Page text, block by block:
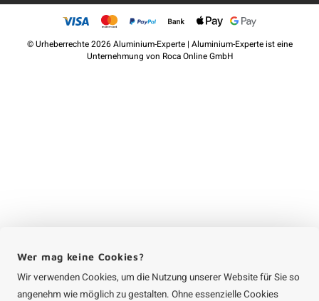
©Urheberrechte2026 Aluminium-Experte | Aluminium-Experte ist eine
Unternehmung von Roca Online GmbH
Wer mag keine Cookies?
Wir verwenden Cookies, um die Nutzung unserer Website für Sie so
angenehm wie möglich zu gestalten. Ohne essenzielle Cookies